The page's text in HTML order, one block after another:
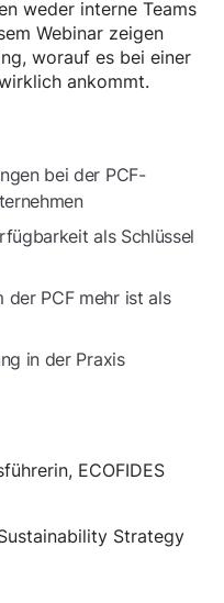
weder interne Teams
Webinar zeigen
worauf es bei einer
ankommt.
bei der PCF-
als Schlüssel
der PCF mehr ist als
in der Praxis
ECOFIDES
Strategy